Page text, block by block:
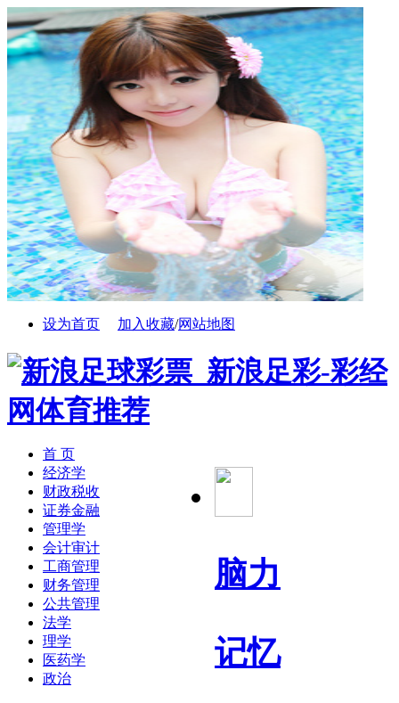
设为首页 加入收藏/网站地图
脑力
记忆
首 页
经济学
财政税收
证券金融
管理学
会计审计
工商管理
财务管理
公共管理
法学
理学
医药学
政治